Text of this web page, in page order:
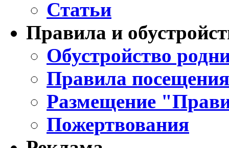
Статьи
Правила и
Обустройство
Правила
Размещение
Пожертвования